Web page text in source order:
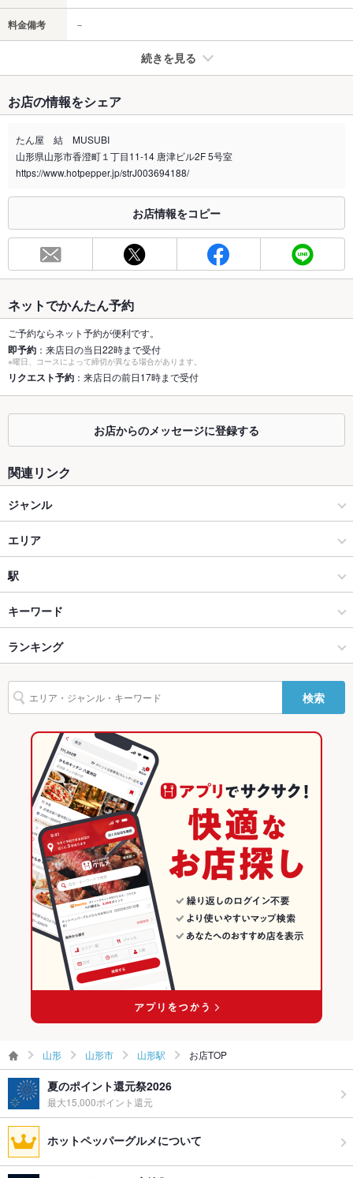
料金備考 －
続きを見る
禁煙・喫煙 全席禁煙
喫煙専用室 なし
※2020年4月1日～受動喫煙対策に関する法律が施行されています。正しい情報はお店へお問い
総席数 32席(カウンター6席)
最大宴会収
26人(※宴会の際はご一報ください。)
個室 あり
座敷 なし
掘りごたつ なし
カウンター あり
ソファー なし
テラス席
貸切
設備
Wi-Fi
ー
駐車場
その他設備 －
その他
飲み放題 なし
食べ放題 なし
焼酎充実、日本酒充実、ワイン充実
お子様連れ お子様連れOK
ウェディン
グパーティ
ー二次会
－
－
お店の情報をシェア
たん屋 結 MUSUBI
山形県山形市香澄町１丁目11‐14 唐津ビル2F 5号室
https://www.hotpepper.jp/strJ003694188/
お店情報をコピー
ネットでかんたん予約
ご予約ならネット予約が便利です。
即予約 ：来店日の当日22時まで受付
※曜日、コースによって締切が異なる場合があります。
リクエスト予約 ：来店日の前日17時まで受付
お店からのメッセージに登録する
関連リンク
ジャンル
居酒屋
和風
山形市 × 居酒屋
山形市 × 和風
山形駅 × 居酒屋
山形駅 × 和風
山形市 × 和食
山形市 × 鍋
山形駅 × 和食
山形駅 × 鍋
エリア
山形駅
山形駅 × 居酒屋
山形駅 × 和風
山形駅 × 和食
山形駅 × 鍋
山形 × 居酒屋
山形 × 和風
山形 × 和食
山形 × 鍋
駅
北山形駅
山形駅
キーワード
お茶漬け
ランキング
山形のグルメランキング
山形の居酒屋ランキング
山形市のグルメランキング
山形市の居酒屋ランキング
山形駅のグルメランキング
山形駅の居酒屋ランキング
検索
山形 山形市 山形駅 お店TOP
夏のポイント還元祭2026
最大15,000ポイント還元
ホットペッパーグルメについて